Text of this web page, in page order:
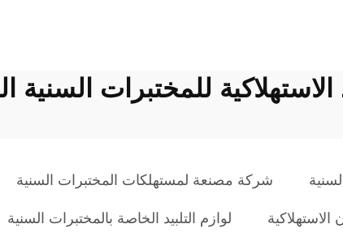
الاستهلاكية للمختبرات
شركة مصنعة لمستهلكات المختبرات السنية
الاستهلاكية لوازم التلبيد الخاصة بالمختبرات السنية